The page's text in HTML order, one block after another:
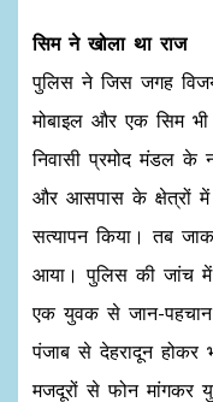
सिम ने खोला था राज
पुलिस ने जिस जगह
मोबाइल और एक सिम भी
निवासी प्रमोद मंडल
और आसपास के क्षेत्रों में
सत्यापन किया। तब
आया। पुलिस की जांच
एक युवक से जान-
पंजाब से देहरादून होकर
मजदूरों से फोन मांगकर